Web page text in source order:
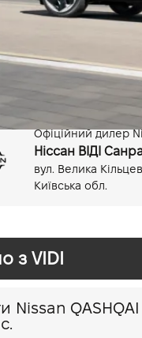
Автомат Повний
Офіційний дилер
Ніссан ВІДІ
вул. Велика
Київська обл.
з VIDI